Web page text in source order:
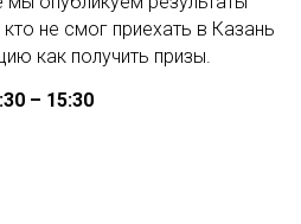
не смог приехать в Казань
как получить призы.
– 15:30